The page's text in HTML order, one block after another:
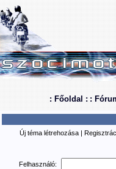
: Főoldal : :
Új téma létrehozása |
Felhasználó: